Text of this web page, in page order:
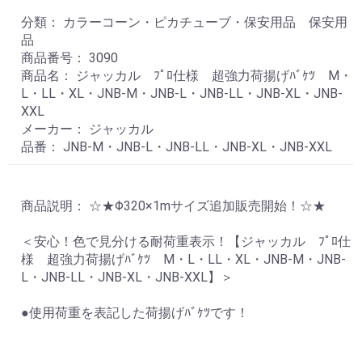
分類： カラーコーン・ピカチューブ・保安用品 保安用
品
商品番号： 3090
商品名： ジャッカル ﾌﾟﾛ仕様 超強力荷揚げﾊﾞｹﾂ M・
L・LL・XL・JNB-M・JNB-L・JNB-LL・JNB-XL・JNB-
XXL
メーカー： ジャッカル
品番： JNB-M・JNB-L・JNB-LL・JNB-XL・JNB-XXL
商品説明： ☆★Φ320×1mサイズ追加販売開始！☆★
＜安心！色で見分ける耐荷重表示！【ジャッカル ﾌﾟﾛ仕
様 超強力荷揚げﾊﾞｹﾂ M・L・LL・XL・JNB-M・JNB-
L・JNB-LL・JNB-XL・JNB-XXL】＞
●使用荷重を表記した荷揚げﾊﾞｹﾂです！